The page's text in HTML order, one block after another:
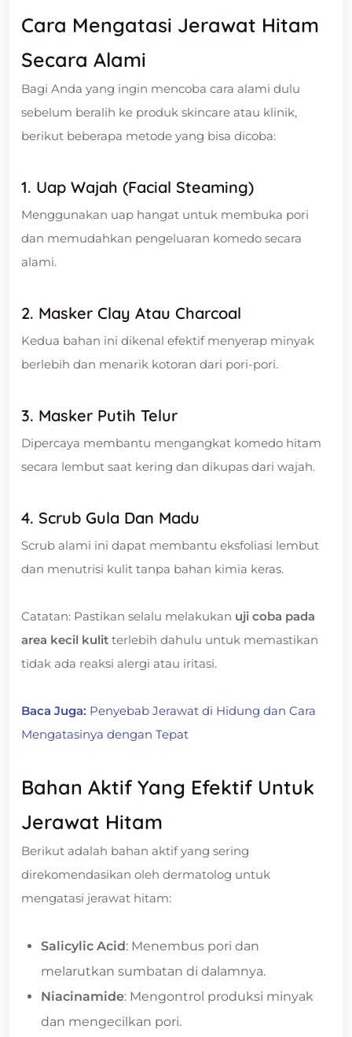
Cara Mengatasi Jerawat Hitam
Secara Alami
Bagi Anda yang ingin mencoba cara alami dulu
sebelum beralih ke produk skincare atau klinik,
berikut beberapa metode yang bisa dicoba:
1. Uap Wajah (Facial Steaming)
Menggunakan uap hangat untuk membuka pori
dan memudahkan pengeluaran komedo secara
alami.
2. Masker Clay Atau Charcoal
Kedua bahan ini dikenal efektif menyerap minyak
berlebih dan menarik kotoran dari pori-pori.
3. Masker Putih Telur
Dipercaya membantu mengangkat komedo hitam
secara lembut saat kering dan dikupas dari wajah.
4. Scrub Gula Dan Madu
Scrub alami ini dapat membantu eksfoliasi lembut
dan menutrisi kulit tanpa bahan kimia keras.
Catatan: Pastikan selalu melakukan uji coba pada
area kecil kulit terlebih dahulu untuk memastikan
tidak ada reaksi alergi atau iritasi.
Baca Juga: Penyebab Jerawat di Hidung dan Cara
Mengatasinya dengan Tepat
Bahan Aktif Yang Efektif Untuk
Jerawat Hitam
Berikut adalah bahan aktif yang sering
direkomendasikan oleh dermatolog untuk
mengatasi jerawat hitam:
Salicylic Acid: Menembus pori dan
melarutkan sumbatan di dalamnya.
Niacinamide: Mengontrol produksi minyak
dan mengecilkan pori.